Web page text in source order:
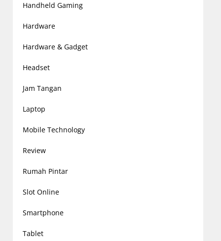
Handheld Gaming
Hardware
Hardware & Gadget
Headset
Jam Tangan
Laptop
Mobile Technology
Review
Rumah Pintar
Slot Online
Smartphone
Tablet